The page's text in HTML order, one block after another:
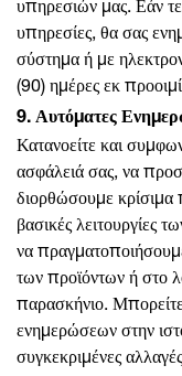
υπηρεσιών μας. Εάν
υπηρεσίες, θα σας
σύστημα ή με
(90) ημέρες εκ
9. Αυτόματες
Κατανοείτε και
ασφάλειά σας, να
διορθώσουμε κρίσιμα
βασικές λειτουργίες
να
των προϊόντων ή στο
παρασκήνιο. Μπορείτε
ενημερώσεων στην
συγκεκριμένες